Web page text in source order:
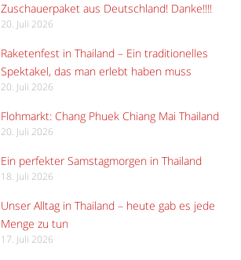
Zuschauerpaket aus Deutschland! Danke!!!!
20. Juli 2026
Raketenfest in Thailand – Ein traditionelles
Spektakel, das man erlebt haben muss
20. Juli 2026
Flohmarkt: Chang Phuek Chiang Mai Thailand
20. Juli 2026
Ein perfekter Samstagmorgen in Thailand
18. Juli 2026
Unser Alltag in Thailand – heute gab es jede
Menge zu tun
17. Juli 2026